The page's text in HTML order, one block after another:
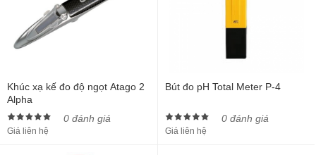
Khúc xạ kế đo độ ngọt Atago 2
Alpha
0 đánh giá
Giá liên hệ
Bút đo pH Total Meter P-4
0 đánh giá
Giá liên hệ